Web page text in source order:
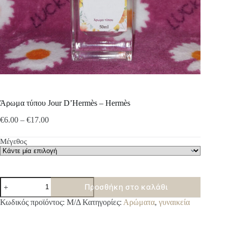
Άρωμα τύπου Jour D’Hermès – Hermès
€6.00 – €17.00Price
through
€17.00
Μέγεθος
Άρωμα
τύπου
Jour
D'Hermès
Προσθήκη στο καλάθι
A
Κωδικός προϊόντος: Μ/Δ Κατηγορίες: Αρώματα, γυναικεία